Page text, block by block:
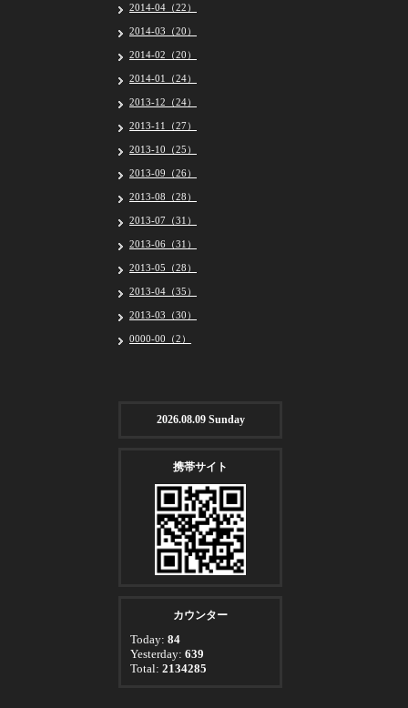
2014-04（22）
2014-03（20）
2014-02（20）
2014-01（24）
2013-12（24）
2013-11（27）
2013-10（25）
2013-09（26）
2013-08（28）
2013-07（31）
2013-06（31）
2013-05（28）
2013-04（35）
2013-03（30）
0000-00（2）
2026.08.09 Sunday
携帯サイト
カウンター
Today: 84
Yesterday: 639
Total: 2134285